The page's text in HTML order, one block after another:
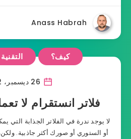
Anass Habrah
كيف؟
فلاتر انستقرام لا
لا يوجد ندرة في الفلاتر الجذابة التي
أو الستوري أو صورك أكثر جاذبية.